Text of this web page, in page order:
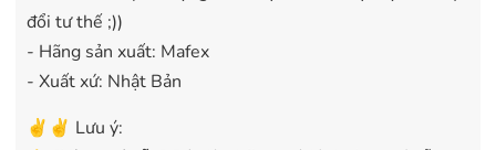
đổi tư thế ;))
- Hãng sản xuất: Mafex
- Xuất xứ: Nhật Bản
✌️✌️ Lưu ý: